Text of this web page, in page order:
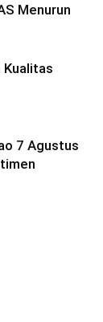
Menurun
Kualitas
7 Agustus